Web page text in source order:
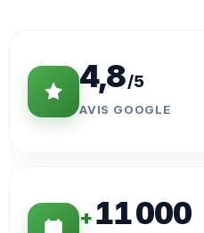
4,8/5
AVIS GOOGLE
+11 000